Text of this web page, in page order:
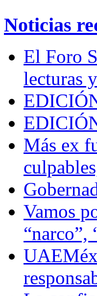
Noticias
El Foro
lecturas
Más ex
Vamos